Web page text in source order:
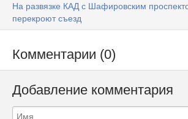
На развязке КАД с Шафировским
перекроют съезд
Комментарии (0)
Добавление комментария